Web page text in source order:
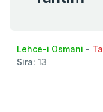
Lehce-i Osmani -
Sira: 13